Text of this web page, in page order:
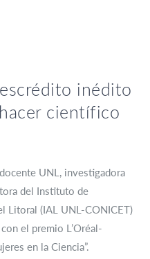
inédito
científico
UNL, investigadora
del Instituto de
Litoral (IAL UNL-CONICET)
el premio L’Oréal-
en la Ciencia”.